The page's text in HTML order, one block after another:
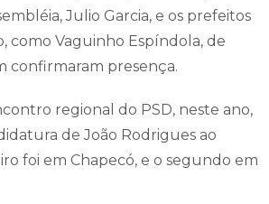
Julio Garcia, e os prefeitos
como Vaguinho Espíndola, de
confirmaram presença.
regional do PSD, neste ano,
de João Rodrigues ao
foi em Chapecó, e o segundo em